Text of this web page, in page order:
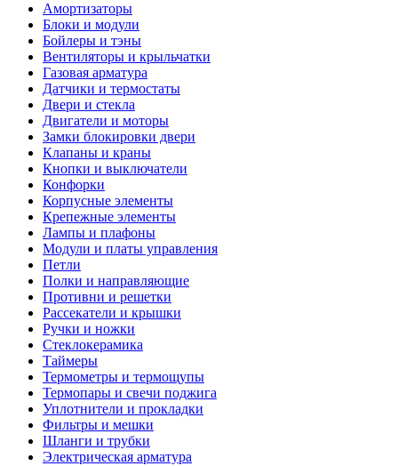
Амортизаторы
Блоки и модули
Бойлеры и тэны
Вентиляторы и крыльчатки
Газовая арматура
Датчики и термостаты
Двери и стекла
Двигатели и моторы
Замки блокировки двери
Клапаны и краны
Кнопки и выключатели
Конфорки
Корпусные элементы
Крепежные элементы
Лампы и плафоны
Модули и платы управления
Петли
Полки и направляющие
Противни и решетки
Рассекатели и крышки
Ручки и ножки
Стеклокерамика
Таймеры
Термометры и термощупы
Термопары и свечи поджига
Уплотнители и прокладки
Фильтры и мешки
Шланги и трубки
Электрическая арматура